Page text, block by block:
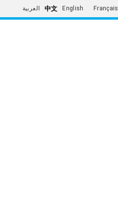
العربية 中文 English Français